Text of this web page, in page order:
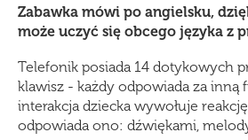
Zabawka mówi po angielsku,
może uczyć się obcego języka z
Telefonik posiada 14 dotykowych
klawisz - każdy odpowiada za inną
interakcja dziecka wywołuje
odpowiada ono: dźwiękami,